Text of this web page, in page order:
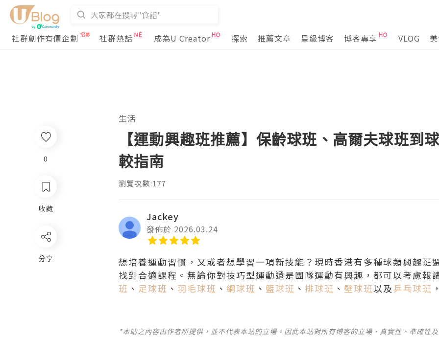
社群創作有價企劃 社群熱話 成為U Creator 探索 推薦文章 星級博客 博客專享 VLOG
生活
【運動興趣班推薦】保齡球班、高爾夫球班到
較指南
瀏覽次數:177
Jackey
發佈於 2026.03.24
想培養運動習慣，又或者想學習一項新技能？現時香港有多種球類興趣班
找到合適課程。無論你對技巧型運動還是團隊運動有興趣，都可以考慮報
班 、 足球班 、 羽毛球班 、 網球班 、 籃球班 、 排球班 、 壁球班以及乒乓球班
*本站之內容由作者所提供，並不代表本站的立場。因此本站對所有博客的立場、真實性、準確性
0
收藏
分享